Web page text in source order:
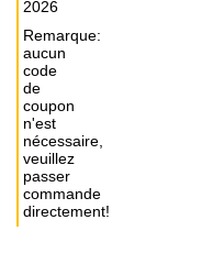
2026
Remarque:
aucun
code
de
coupon
n'est
nécessaire,
veuillez
passer
commande
directement!